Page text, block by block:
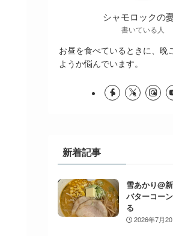
シャモロックの
書いている人
お昼を食べているときに、晩
ようか悩んでいます。
新着記事
雪あかり@
バターコー
る
2026年7月20